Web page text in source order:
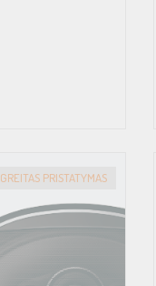
GREITAS PRISTATYMAS